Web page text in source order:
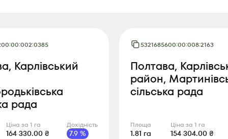
Карлівський
рада
Ціна за 1 га
164 330.00 ₴
Дохідність
7.9 %
5321685600:00:008:2163
Полтава,
район,
сільська рада
Площа
1.81 га
Ціна за 1 га
154 304.00₴